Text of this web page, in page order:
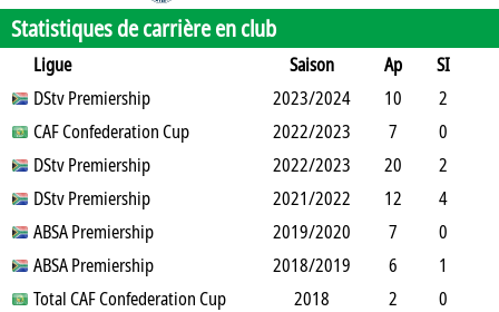
Statistiques de carrière en club
Ligue Saison Ap
SI
SO
B B 2J CR Min
DStv Premiership 2023/2024 10
2
0
5 0 0 0 825
CAF Confederation Cup 2022/2023 7
0
1
2 0 0 0 607
DStv Premiership 2022/2023 20
2
1
6 0 0 0 1600
DStv Premiership 2021/2022 12
4
1
11 0 0 0 798
ABSA Premiership 2019/2020 7
0
0
0 0 0 0 630
ABSA Premiership 2018/2019 6
1
0
2 0 0 494
Total CAF Confederation Cup 2018 2
0